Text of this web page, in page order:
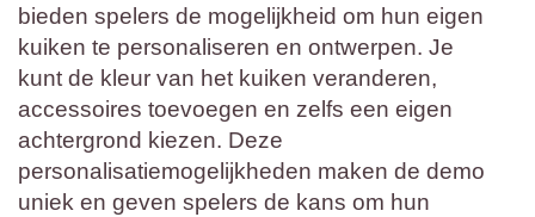
bieden spelers de mogelijkheid om hun eigen
kuiken te personaliseren en ontwerpen. Je
kunt de kleur van het kuiken veranderen,
accessoires toevoegen en zelfs een eigen
achtergrond kiezen. Deze
personalisatiemogelijkheden maken de demo
uniek en geven spelers de kans om hun